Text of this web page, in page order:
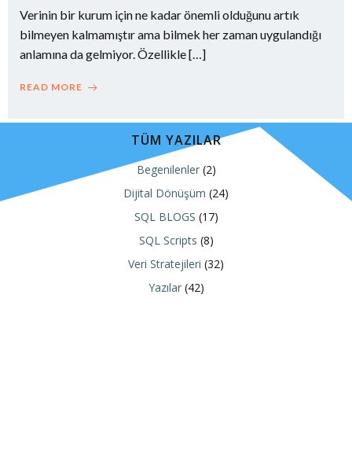
Verinin bir kurum için ne kadar önemli olduğunu artık
bilmeyen kalmamıştır ama bilmek her zaman uygulandığı
anlamına da gelmiyor. Özellikle […]
READ MORE
TÜM YAZILAR
Begenilenler(2)
Dijital Dönüşüm (24)
SQL BLOGS (17)
SQL Scripts (8)
Veri Stratejileri (32)
Yazılar(42)